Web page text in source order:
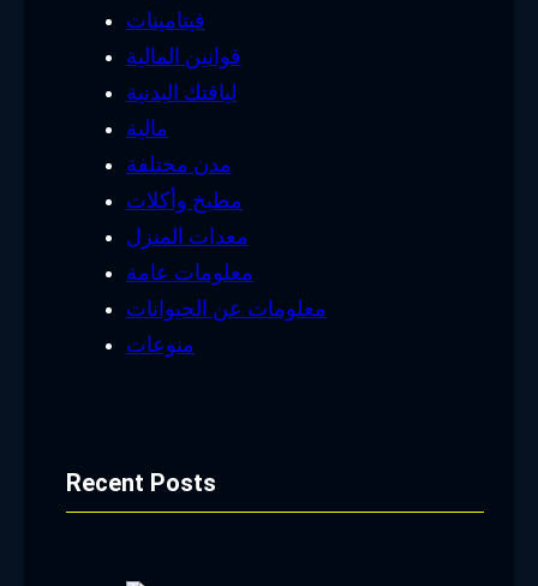
فيتامينات
قوانين المالية
لياقتك البدنية
مالية
مدن مختلفة
مطبخ وأكلات
معدات المنزل
معلومات عامة
معلومات عن الحيوانات
منوعات
Recent Posts